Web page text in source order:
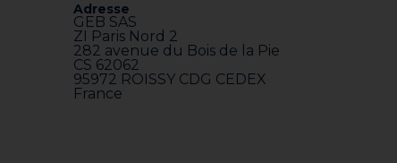
Adresse
GEB SAS
ZI Paris Nord 2
282 avenue du Bois de la Pie
CS 62062
95972 ROISSY CDG CEDEX
France